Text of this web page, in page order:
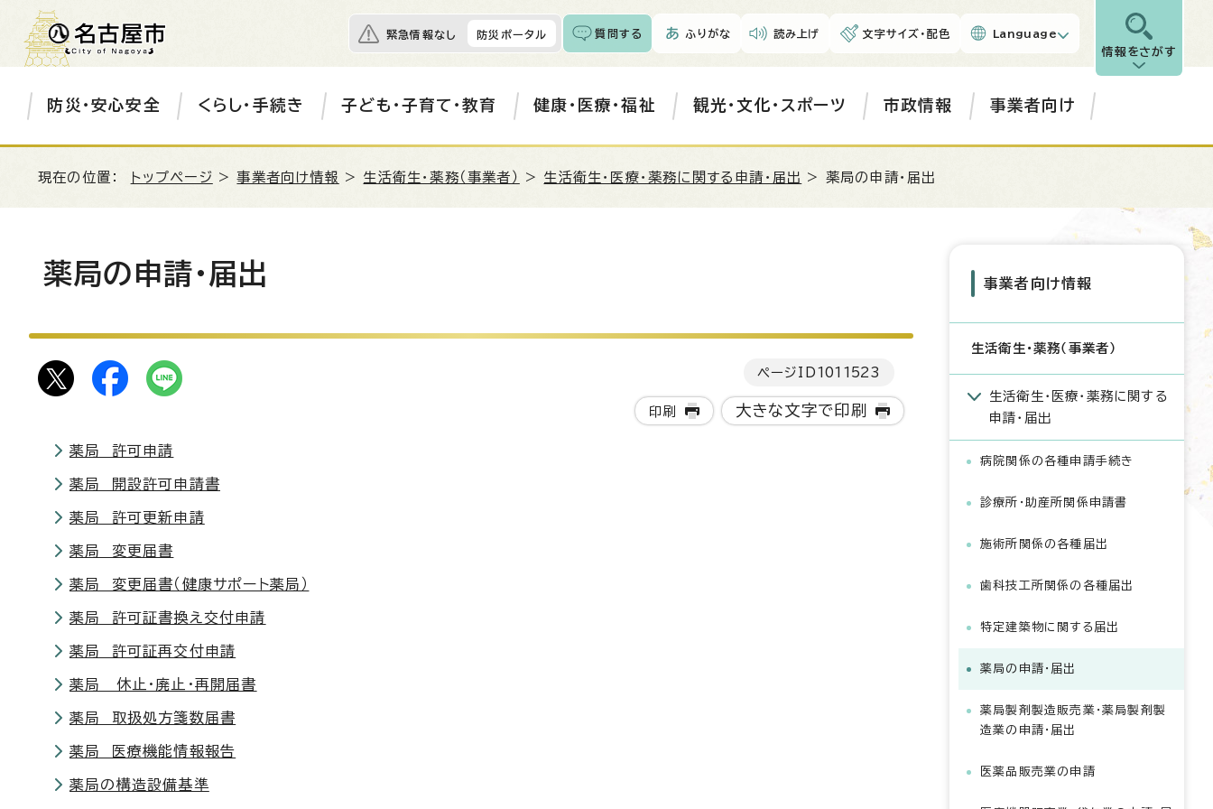
緊急情報なし 防災ポータル 質問する ふりがな 読み上げ 文字サイズ・配色 Language
情報をさがす
防災・安心安全 くらし・手続き 子ども・子育て・教育 健康・医療・福祉 観光・文化・スポーツ 市政情報 事業者向け
現在の位置： トップページ >事業者向け情報 > 生活衛生・薬務（事業者） > 生活衛生・医療・薬務に関する申請・届出 > 薬局の申請・届出
薬局の申請・届出
ページID 1011523
印刷 大きな文字で印刷
薬局 許可申請
薬局 開設許可申請書
薬局 許可更新申請
薬局 変更届書
薬局 変更届書（健康サポート薬局）
薬局 許可証書換え交付申請
薬局 許可証再交付申請
薬局 休止・廃止・再開届書
薬局 取扱処方箋数届書
薬局 医療機能情報報告
薬局の構造設備基準
事業者向け情報
生活衛生・薬務（事業者）
生活衛生・医療・薬務に関する
申請・届出
病院関係の各種申請手続き
診療所・助産所関係申請書
施術所関係の各種届出
歯科技工所関係の各種届出
特定建築物に関する届出
薬局の申請・届出
薬局製剤製造販売業・薬局製剤製
造業の申請・届出
医薬品販売業の申請